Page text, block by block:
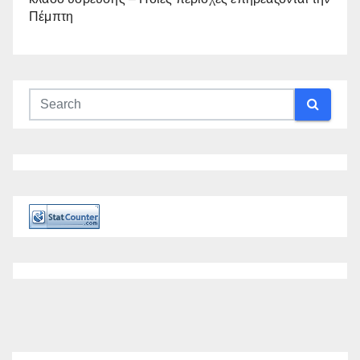
Πέμπτη